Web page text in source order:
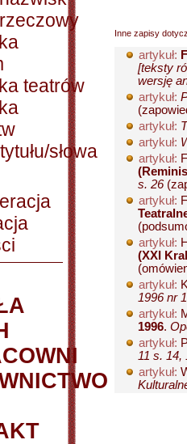
teatrów
słowa
Inne zapisy
artykuł:
[teksty
wersję
artykuł:
artykuł:
artykuł:
artykuł:
s. 26
artykuł:
artykuł:
(XXI
artykuł:
1996 nr
artykuł:
1996.
artykuł:
11 s. 14,
artykuł: